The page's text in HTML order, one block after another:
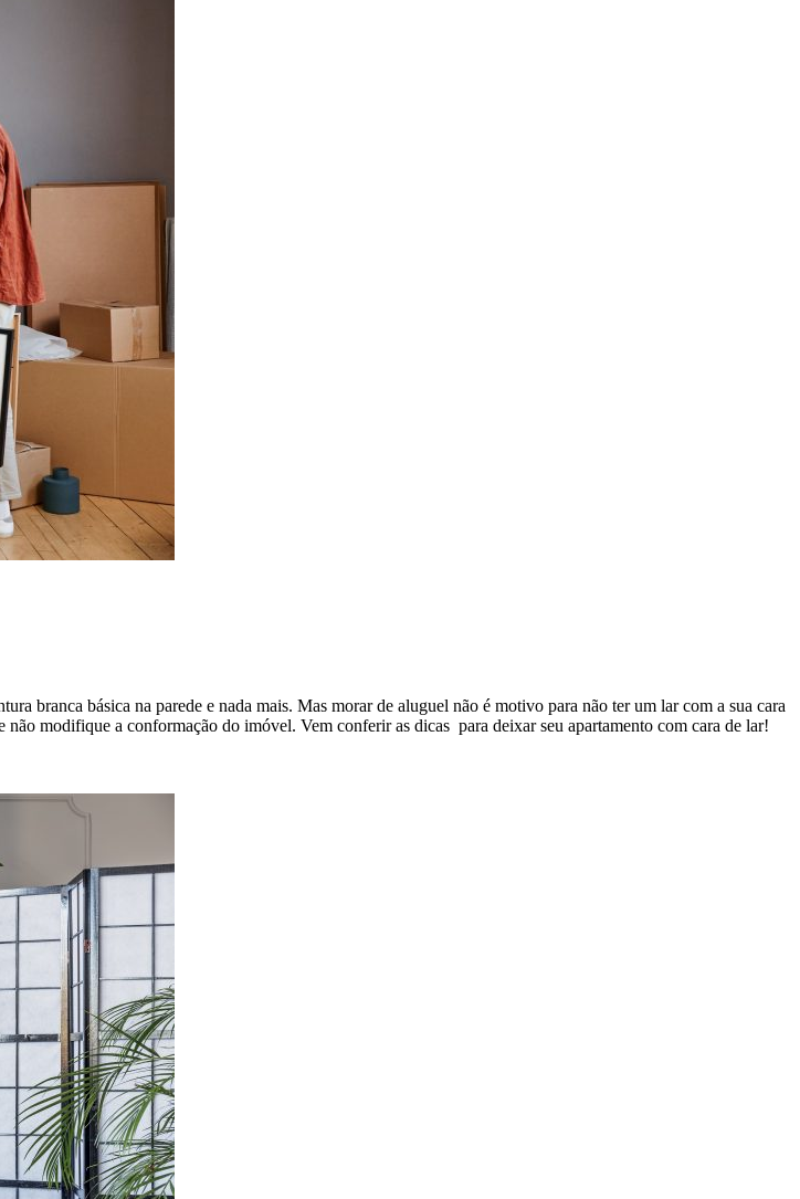
branca básica na parede e nada mais. Mas morar de aluguel não é motivo para não ter um lar com a sua cara
modifique a conformação do imóvel. Vem conferir as dicas para deixar seu apartamento com cara de lar!